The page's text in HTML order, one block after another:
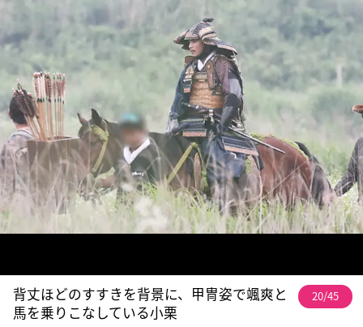
背丈ほどのすすきを背景に、甲冑姿で颯爽と
馬を乗りこなしている小栗
20/45